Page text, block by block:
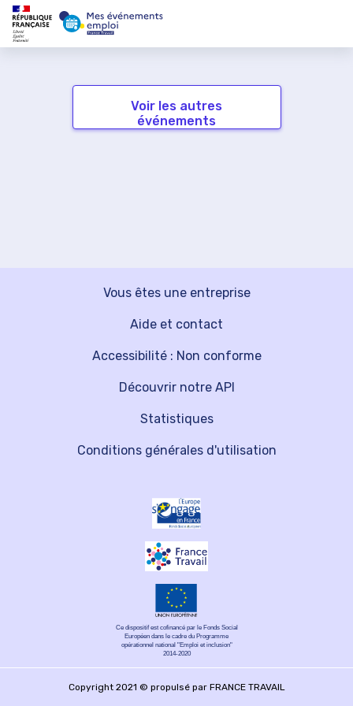
Voir les autres
événements
Vous êtes une entreprise
Découvrir notre API
Aide et contact
Statistiques
Accessibilité : Non conforme
Conditions générales d'utilisation
Ce dispositif est cofinancé par le Fonds Social
Européen dans le cadre du Programme
opérationnel national "Emploi et inclusion"
2014-2020
Copyright 2021 © propulsé par FRANCE TRAVAIL